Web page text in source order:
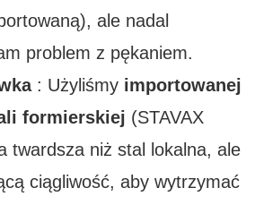
ale nadal
problem z pękaniem.
: Użyliśmy importowanej
formierskiej (STAVAX
twardsza niż stal lokalna, ale
ciągliwość, aby wytrzymać